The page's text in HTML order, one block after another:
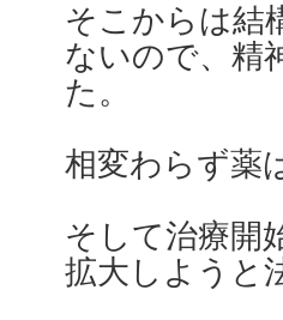
そこからは結
ないので、精
た。
相変わらず薬
そして治療開
拡大しようと